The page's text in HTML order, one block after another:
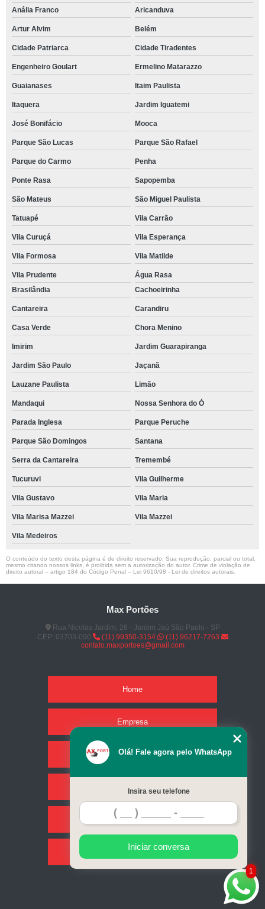
Anália Franco
Aricanduva
Artur Alvim Belém
Cidade Patriarca Cidade Tiradentes
Engenheiro Goulart Ermelino Matarazzo
Guaianases Itaim Paulista
Itaquera Jardim Iguatemi
José Bonifácio Mooca
Parque São Lucas Parque São Rafael
Parque do Carmo Penha
Ponte Rasa Sapopemba
São Mateus São Miguel Paulista
Tatuapé Vila Carrão
Vila Curuçá Vila Esperança
Vila Formosa Vila Matilde
Vila Prudente
Água Rasa
Brasilândia
Cachoeirinha
Cantareira Carandiru
Casa Verde Chora Menino
Imirim Jardim Guarapiranga
Jardim São Paulo Jaçanã
Lauzane Paulista Limão
Mandaqui Nossa Senhora do Ó
Parada Inglesa Parque Peruche
Parque São Domingos Santana
Serra da Cantareira Tremembé
Tucuruvi Vila Guilherme
Vila Gustavo Vila Maria
Vila Marisa Mazzei Vila Mazzei
Vila Medeiros
O conteúdo do texto desta página é de direito reservado. Sua reprodução, parcial ou total,
mesmo citando nossos links, é proibida sem a autorização do autor. Crime de violação de
direito autoral – artigo 184 do Código Penal – Lei 9610/98 - Lei de direitos autorais
Max Portões
Rua Nicolas Jardim, 26 - Jardim Jaú São Paulo - SP
CEP: 03703-090
(11) 99350-3154
(11) 96217-7263
contato.maxportoes@gmail.com
Home
Empresa
Missão
Serviços
Contato
Mapa do site
1
Olá! Fale agora pelo WhatsApp
Insira seu telefone
Iniciar conversa